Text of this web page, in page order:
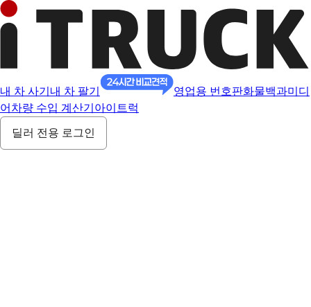
내 차 사기 내 차 팔기 영업용 번호판화물백과미디
어 차량 수입 계산기 아이트럭
딜러 전용 로그인